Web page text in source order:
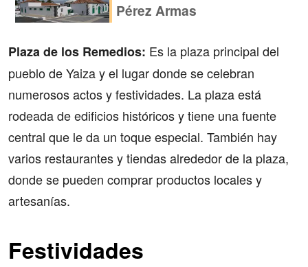
Pérez Armas
Plaza de los Remedios: Es la plaza principal del
pueblo de Yaiza y el lugar donde se celebran
numerosos actos y festividades. La plaza está
rodeada de edificios históricos y tiene una fuente
central que le da un toque especial. También hay
varios restaurantes y tiendas alrededor de la plaza,
donde se pueden comprar productos locales y
artesanías.
Festividades